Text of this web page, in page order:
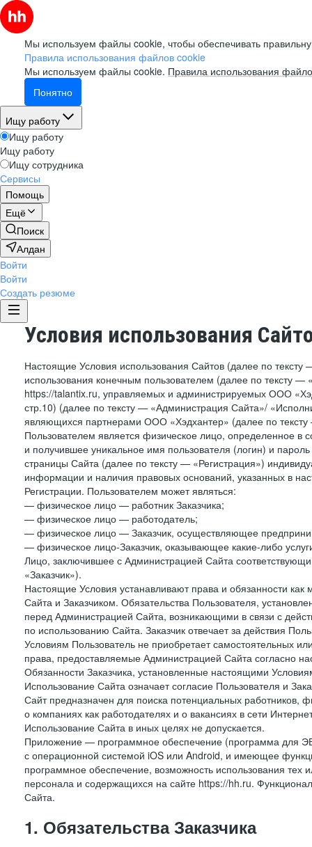
Мы используем файлы cookie, чтобы обеспечивать
Правила использования файлов cookie
Мы используем файлы cookie. Правила использования
Понятно
Ищу работу
Ищу работу
Ищу работу
Ищу сотрудника
Сервисы
Помощь
Ещё
Поиск
Алдан
Войти
Войти
Создать резюме
Условия использования
Настоящие Условия использования Сайтов (далее по
использования конечным пользователем (далее по тексту
https://talantix.ru, управляемых и администрируемых ООО
стр.10) (далее по тексту — «Администрация Сайта»/
являющихся партнерами ООО «Хэдхантер» (далее по
Пользователем является физическое лицо, определенное в
и получившее уникальное имя пользователя (логин) и
страницы Сайта (далее по тексту — «Регистрация»)
информации и наличия правовых оснований, указанных в
Регистрации. Пользователем может являться:
— физическое лицо — работник Заказчика;
— физическое лицо — работодатель;
— физическое лицо — Заказчик, осуществляющее
— физическое лицо-Заказчик, оказывающее какие-либо
Лицо, заключившее с Администрацией Сайта
«Заказчик»).
Настоящие Условия устанавливают права и обязанности
Сайта и Заказчиком. Обязательства Пользователя,
перед Администрацией Сайта, возникающими в связи с
по использованию Сайта. Заказчик отвечает за действия
Условиям Пользователь не приобретает самостоятельных
права, предоставляемые Администрацией Сайта согласно
Обязанности Заказчика, установленные настоящими
Использование Сайта означает согласие Пользователя и
Сайт предназначен для поиска потенциальных
о компаниях как работодателях и о вакансиях в сети
Использование Сайта в иных целях не допускается.
Приложение — программное обеспечение (программа для
с операционной системой iOS или Android, и имеющее
программное обеспечение, возможность использования
персонала и содержащихся на сайте https://hh.ru.
Сайта.
1. Обязательства Заказчика